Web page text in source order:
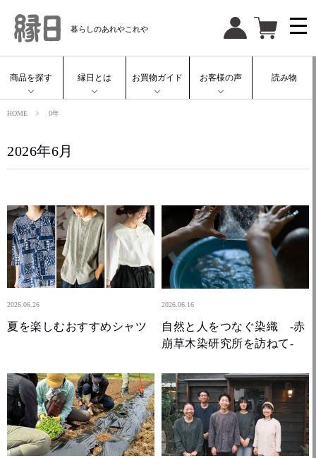
暮らしのあれやこれや
商品を探す 縁日とは お買物ガイド お客様の声 読み物
HOME 0年
2026年6月
2026.06.26
夏を楽しむおすすめシャツ
2026.06.16
自然と人をつなぐ染織 -赤
崩草木染研究所を訪ねて-